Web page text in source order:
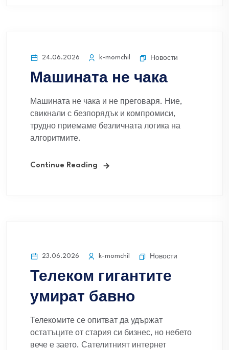
24.06.2026 k-momchil Новости
Машината не чака
Машината не чака и не преговаря. Ние,
свикнали с безпорядък и компромиси,
трудно приемаме безличната логика на
алгоритмите.
Continue Reading
23.06.2026 k-momchil Новости
Телеком гигантите
умират бавно
Телекомите се опитват да удържат
остатъците от стария си бизнес, но небето
вече е заето. Сателитният интернет